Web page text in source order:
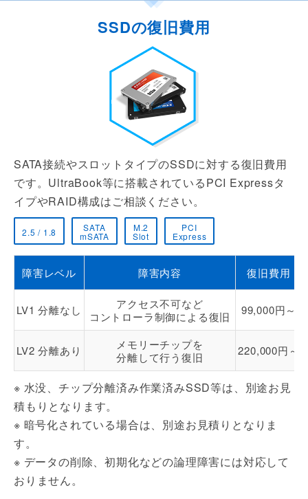
SSDの復旧費用
SATA接続やスロットタイプのSSDに対する復旧費用
です。 UltraBook等に搭載されているPCI Expressタ
イプやRAID構成はご相談ください。
2.5 / 1.8 SATA
mSATA
M.2
Slot
PCI
Express
障害レベル 障害内容 復旧費用
LV1 分離なし
アクセス不可など
コントローラ制御による復旧
99,000円～
LV2 分離あり
メモリーチップを
分離して行う復旧
220,000円～
※ 水没、チップ分離済み作業済みSSD等は、別途お見
積もりとなります。
※ 暗号化されている場合は、別途お見積りとなりま
す。
※ データの削除、初期化などの論理障害には対応して
おりません。